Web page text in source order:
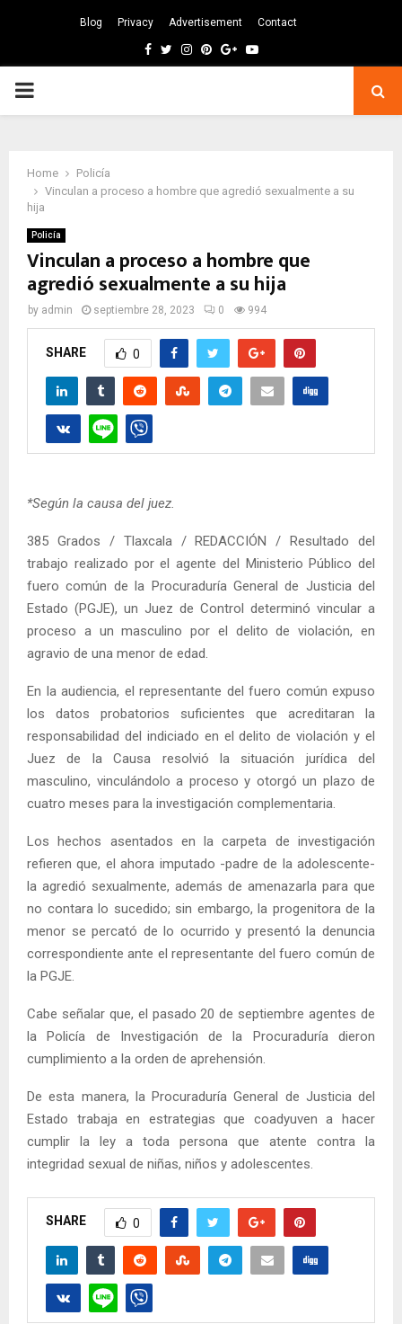
Blog Privacy Advertisement Contact
Facebook
TwitterInstagram
Pinterest
GoogleYoutube
PRIMARY
Home
Policía
Vinculan a proceso a hombre que agredió sexualmente a su
hija
Policía
Vinculan a proceso a hombre que
agredió sexualmente a su hija
by admin septiembre 28, 2023 0 994
SHARE 0
*Según la causa del juez.
385 Grados / Tlaxcala / REDACCIÓN / Resultado del
trabajo realizado por el agente del Ministerio Público del
fuero común de la Procuraduría General de Justicia del
Estado (PGJE), un Juez de Control determinó vincular a
proceso a un masculino por el delito de violación, en
agravio de una menor de edad.
En la audiencia, el representante del fuero común expuso
los datos probatorios suficientes que acreditaran la
responsabilidad del indiciado en el delito de violación y el
Juez de la Causa resolvió la situación jurídica del
masculino, vinculándolo a proceso y otorgó un plazo de
cuatro meses para la investigación complementaria.
Los hechos asentados en la carpeta de investigación
refieren que, el ahora imputado -padre de la adolescente-
la agredió sexualmente, además de amenazarla para que
no contara lo sucedido; sin embargo, la progenitora de la
menor se percató de lo ocurrido y presentó la denuncia
correspondiente ante el representante del fuero común de
la PGJE.
Cabe señalar que, el pasado 20 de septiembre agentes de
la Policía de Investigación de la Procuraduría dieron
cumplimiento a la orden de aprehensión.
De esta manera, la Procuraduría General de Justicia del
Estado trabaja en estrategias que coadyuven a hacer
cumplir la ley a toda persona que atente contra la
integridad sexual de niñas, niños y adolescentes.
SHARE 0